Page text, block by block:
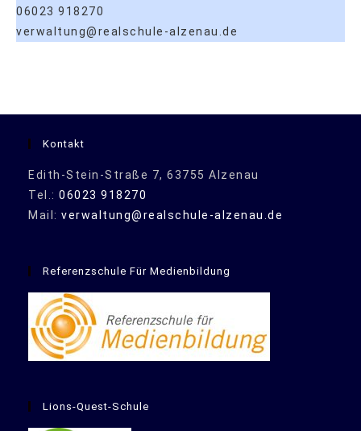
06023 918270
verwaltung@realschule-alzenau.de
Kontakt
Edith-Stein-Straße 7, 63755 Alzenau
Tel.: 06023 918270
Mail: verwaltung@realschule-alzenau.de
Referenzschule Für Medienbildung
Lions-Quest-Schule